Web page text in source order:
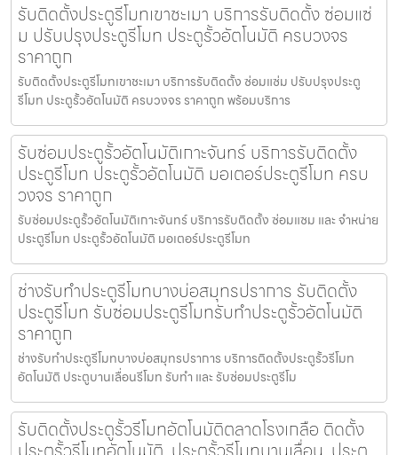
รับติดตั้งประตูรีโมทเขาชะเมา บริการรับติดตั้ง ซ่อมแซ่
ม ปรับปรุงประตูรีโมท ประตูรั้วอัตโนมัติ ครบวงจร
ราคาถูก
รับติดตั้งประตูรีโมทเขาชะเมา บริการรับติดตั้ง ซ่อมแซ่ม ปรับปรุงประตู
รีโมท ประตูรั้วอัตโนมัติ ครบวงจร ราคาถูก พร้อมบริการ
รับซ่อมประตูรั้วอัตโนมัติเกาะจันทร์ บริการรับติดตั้ง
ประตูรีโมท ประตูรั้วอัตโนมัติ มอเตอร์ประตูรีโมท ครบ
วงจร ราคาถูก
รับซ่อมประตูรั้วอัตโนมัติเกาะจันทร์ บริการรับติดตั้ง ซ่อมแซม และ จำหน่าย
ประตูรีโมท ประตูรั้วอัตโนมัติ มอเตอร์ประตูรีโมท
ช่างรับทำประตูรีโมทบางบ่อสมุทรปราการ รับติดตั้ง
ประตูรีโมท รับซ่อมประตูรีโมทรับทำประตูรั้วอัตโนมัติ
ราคาถูก
ช่างรับทำประตูรีโมทบางบ่อสมุทรปราการ บริการติดตั้งประตูรั้วรีโมท
อัตโนมัติ ประตูบานเลื่อนรีโมท รับทำ และ รับซ่อมประตูรีโม
รับติดตั้งประตูรั้วรีโมทอัตโนมัติตลาดโรงเกลือ ติดตั้ง